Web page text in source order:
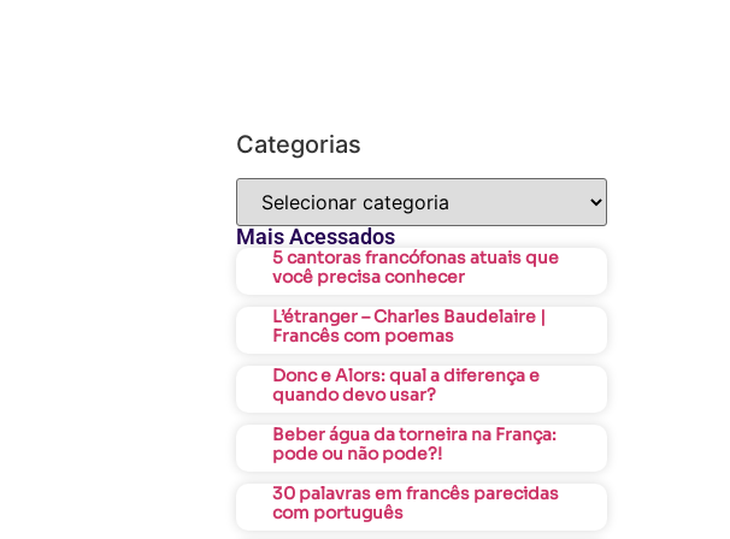
Categorias
Mais Acessados
5 cantoras francófonas atuais que
você precisa conhecer
L’étranger – Charles Baudelaire |
Francês com poemas
Donc e Alors: qual a diferença e
quando devo usar?
Beber água da torneira na França:
pode ou não pode?!
30 palavras em francês parecidas
com português